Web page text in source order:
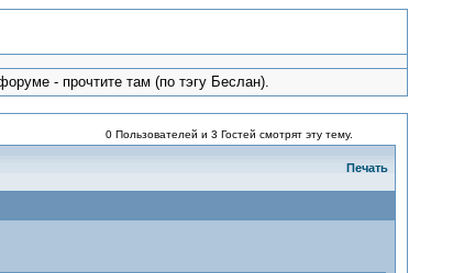
- прочтите там (по тэгу Беслан).
0 Пользователей и 3 Гостей смотрят эту тему.
Печать